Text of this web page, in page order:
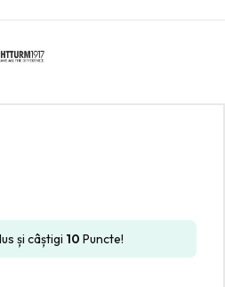
și câștigi 10 Puncte!